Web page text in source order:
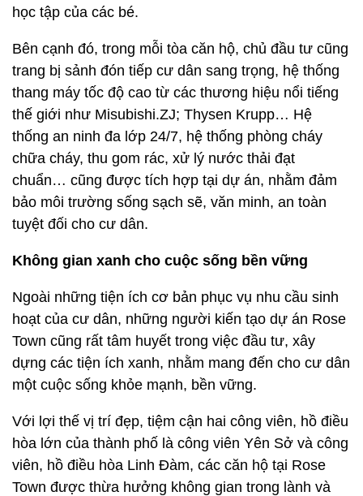
học tập của các bé.
Bên cạnh đó, trong mỗi tòa căn hộ, chủ đầu tư cũng
trang bị sảnh đón tiếp cư dân sang trọng, hệ thống
thang máy tốc độ cao từ các thương hiệu nổi tiếng
thế giới như Misubishi.ZJ; Thysen Krupp… Hệ
thống an ninh đa lớp 24/7, hệ thống phòng cháy
chữa cháy, thu gom rác, xử lý nước thải đạt
chuẩn… cũng được tích hợp tại dự án, nhằm đảm
bảo môi trường sống sạch sẽ, văn minh, an toàn
tuyệt đối cho cư dân.
Không gian xanh cho cuộc sống bền vững
Ngoài những tiện ích cơ bản phục vụ nhu cầu sinh
hoạt của cư dân, những người kiến tạo dự án Rose
Town cũng rất tâm huyết trong việc đầu tư, xây
dựng các tiện ích xanh, nhằm mang đến cho cư dân
một cuộc sống khỏe mạnh, bền vững.
Với lợi thế vị trí đẹp, tiệm cận hai công viên, hồ điều
hòa lớn của thành phố là công viên Yên Sở và công
viên, hồ điều hòa Linh Đàm, các căn hộ tại Rose
Town được thừa hưởng không gian trong lành và